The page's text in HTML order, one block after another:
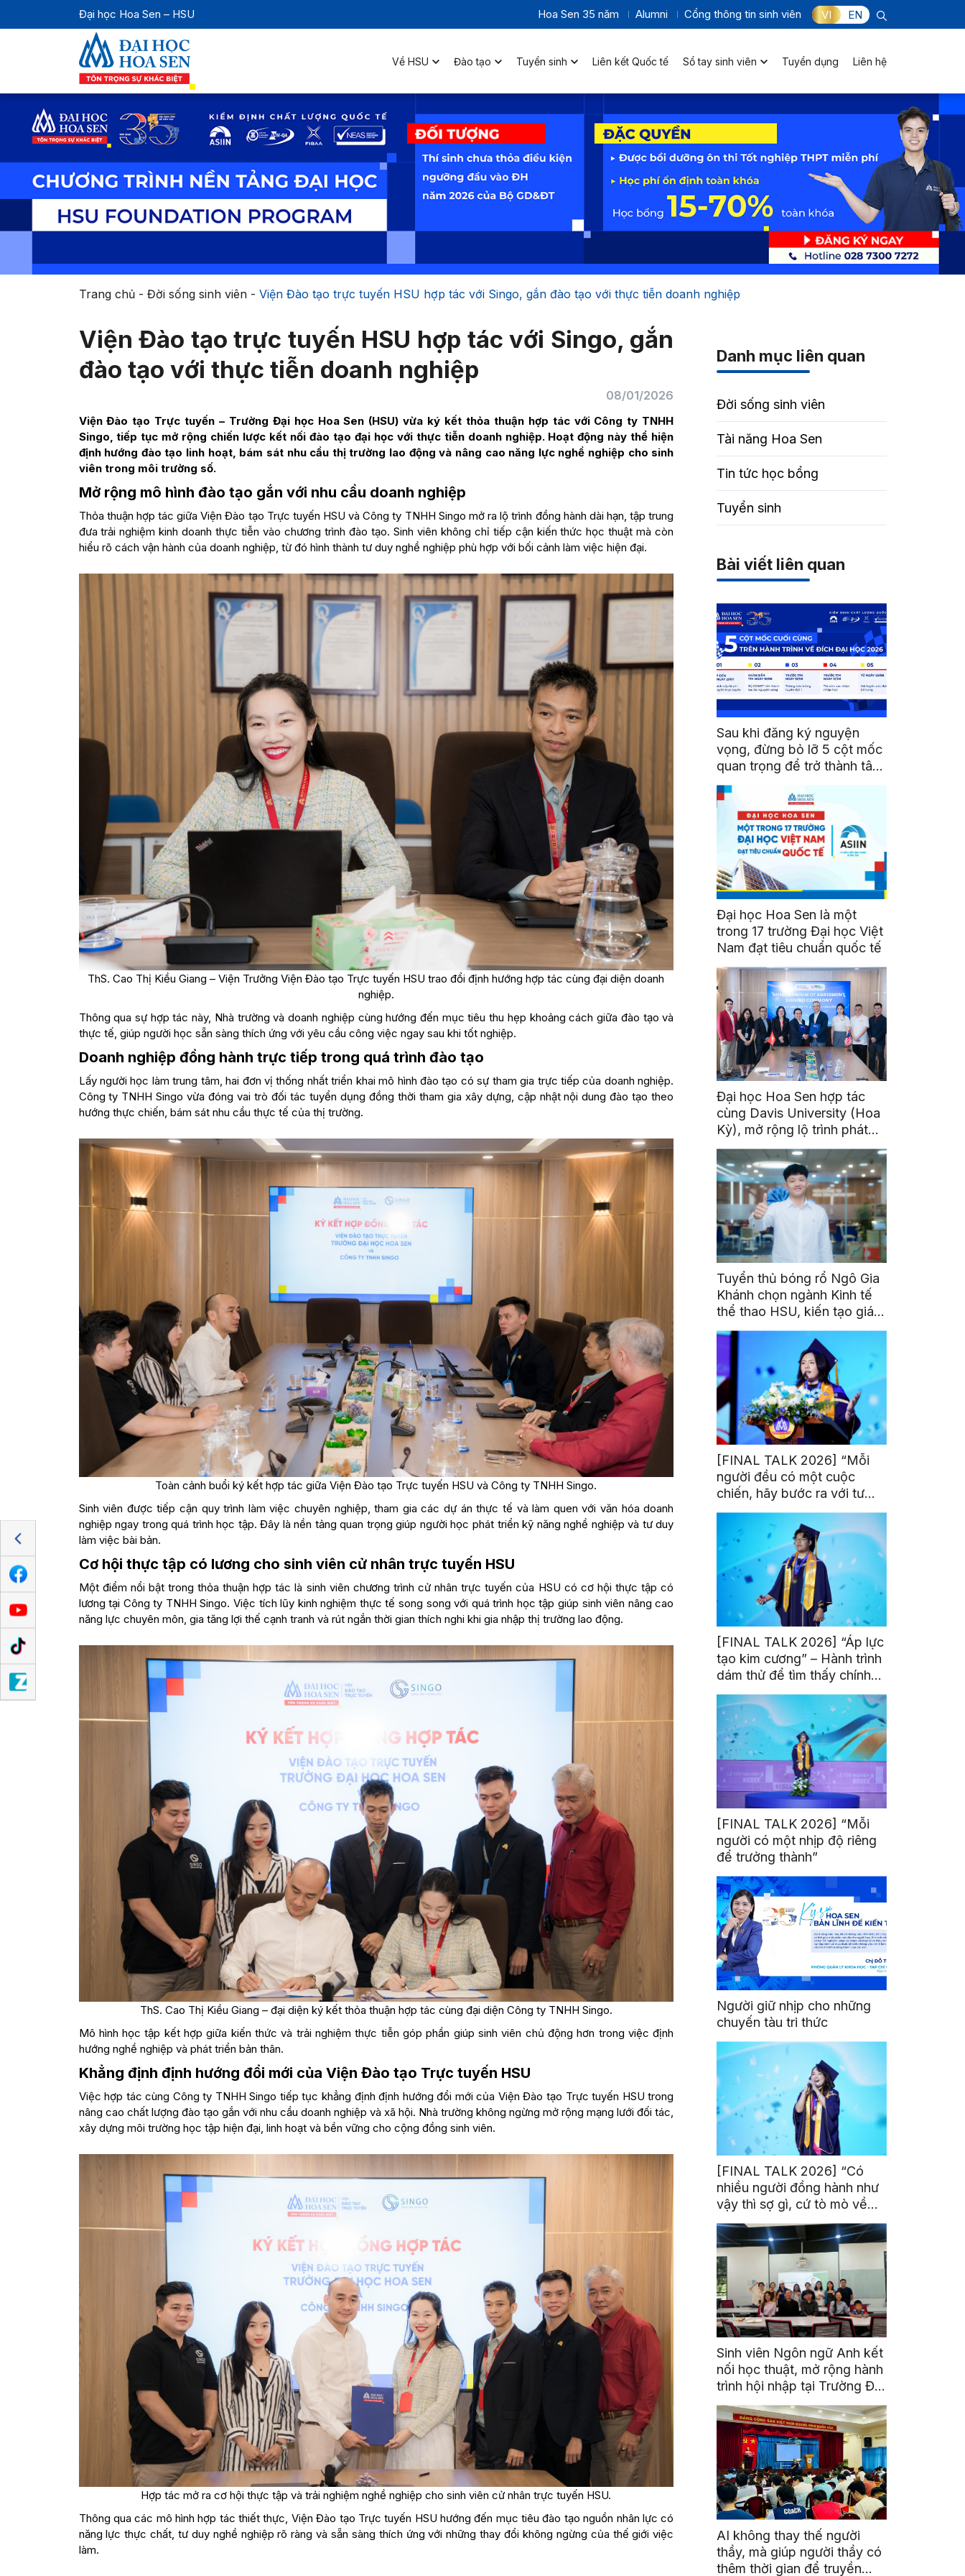
Đại học Hoa Sen – HSU Hoa Sen 35 năm Alumni Cổng thông tin sinh viên VI EN
Về HSU Đào tạo Tuyển sinh Liên kết Quốc tế Sổ tay sinh viên Tuyển dụng Liên hệ
Trang chủ- Đời sống sinh viên- Viện Đào tạo trực tuyến HSU hợp tác với Singo, gắn đào tạo với thực tiễn doanh nghiệp
Viện Đào tạo trực tuyến HSU hợp tác với Singo, gắn
đào tạo với thực tiễn doanh nghiệp
08/01/2026
Viện Đào tạo Trực tuyến – Trường Đại học Hoa Sen (HSU) vừa ký kết thỏa thuận hợp tác với Công ty TNHH
Singo, tiếp tục mở rộng chiến lược kết nối đào tạo đại học với thực tiễn doanh nghiệp. Hoạt động này thể hiện
định hướng đào tạo linh hoạt, bám sát nhu cầu thị trường lao động và nâng cao năng lực nghề nghiệp cho sinh
viên trong môi trường số.
Mở rộng mô hình đào tạo gắn với nhu cầu doanh nghiệp
Thỏa thuận hợp tác giữa Viện Đào tạo Trực tuyến HSU và Công ty TNHH Singo mở ra lộ trình đồng hành dài hạn, tập trung
đưa trải nghiệm kinh doanh thực tiễn vào chương trình đào tạo. Sinh viên không chỉ tiếp cận kiến thức học thuật mà còn
hiểu rõ cách vận hành của doanh nghiệp, từ đó hình thành tư duy nghề nghiệp phù hợp với bối cảnh làm việc hiện đại.
ThS. Cao Thị Kiều Giang – Viện Trưởng Viện Đào tạo Trực tuyến HSU trao đổi định hướng hợp tác cùng đại diện doanh
nghiệp.
Thông qua sự hợp tác này, Nhà trường và doanh nghiệp cùng hướng đến mục tiêu thu hẹp khoảng cách giữa đào tạo và
thực tế, giúp người học sẵn sàng thích ứng với yêu cầu công việc ngay sau khi tốt nghiệp.
Doanh nghiệp đồng hành trực tiếp trong quá trình đào tạo
Lấy người học làm trung tâm, hai đơn vị thống nhất triển khai mô hình đào tạo có sự tham gia trực tiếp của doanh nghiệp.
Công ty TNHH Singo vừa đóng vai trò đối tác tuyển dụng đồng thời tham gia xây dựng, cập nhật nội dung đào tạo theo
hướng thực chiến, bám sát nhu cầu thực tế của thị trường.
Toàn cảnh buổi ký kết hợp tác giữa Viện Đào tạo Trực tuyến HSU và Công ty TNHH Singo.
Sinh viên được tiếp cận quy trình làm việc chuyên nghiệp, tham gia các dự án thực tế và làm quen với văn hóa doanh
nghiệp ngay trong quá trình học tập. Đây là nền tảng quan trọng giúp người học phát triển kỹ năng nghề nghiệp và tư duy
làm việc bài bản.
Cơ hội thực tập có lương cho sinh viên cử nhân trực tuyến HSU
Một điểm nổi bật trong thỏa thuận hợp tác là sinh viên chương trình cử nhân trực tuyến của HSU có cơ hội thực tập có
lương tại Công ty TNHH Singo. Việc tích lũy kinh nghiệm thực tế song song với quá trình học tập giúp sinh viên nâng cao
năng lực chuyên môn, gia tăng lợi thế cạnh tranh và rút ngắn thời gian thích nghi khi gia nhập thị trường lao động.
ThS. Cao Thị Kiều Giang – đại diện ký kết thỏa thuận hợp tác cùng đại diện Công ty TNHH Singo.
Mô hình học tập kết hợp giữa kiến thức và trải nghiệm thực tiễn góp phần giúp sinh viên chủ động hơn trong việc định
hướng nghề nghiệp và phát triển bản thân.
Khẳng định định hướng đổi mới của Viện Đào tạo Trực tuyến HSU
Việc hợp tác cùng Công ty TNHH Singo tiếp tục khẳng định định hướng đổi mới của Viện Đào tạo Trực tuyến HSU trong
nâng cao chất lượng đào tạo gắn với nhu cầu doanh nghiệp và xã hội. Nhà trường không ngừng mở rộng mạng lưới đối tác,
xây dựng môi trường học tập hiện đại, linh hoạt và bền vững cho cộng đồng sinh viên.
Hợp tác mở ra cơ hội thực tập và trải nghiệm nghề nghiệp cho sinh viên cử nhân trực tuyến HSU.
Thông qua các mô hình hợp tác thiết thực, Viện Đào tạo Trực tuyến HSU hướng đến mục tiêu đào tạo nguồn nhân lực có
năng lực thực chất, tư duy nghề nghiệp rõ ràng và sẵn sàng thích ứng với những thay đổi không ngừng của thế giới việc
làm.
Danh mục liên quan
Đời sống sinh viên
Tài năng Hoa Sen
Tin tức học bổng
Tuyển sinh
Bài viết liên quan
Sau khi đăng ký nguyện
vọng, đừng bỏ lỡ 5 cột mốc
quan trọng để trở thành tân
sinh viên HSU
Đại học Hoa Sen là một
trong 17 trường Đại học Việt
Nam đạt tiêu chuẩn quốc tế
Đại học Hoa Sen hợp tác
cùng Davis University (Hoa
Kỳ), mở rộng lộ trình phát
triển toàn cầu cho sinh viên
Tuyển thủ bóng rổ Ngô Gia
Khánh chọn ngành Kinh tế
thể thao HSU, kiến tạo giá
trị từ đam mê thể thao
[FINAL TALK 2026] “Mỗi
người đều có một cuộc
chiến, hãy bước ra với tư
thế của người chiến thắng”
[FINAL TALK 2026] “Áp lực
tạo kim cương” – Hành trình
dám thử để tìm thấy chính
mình
[FINAL TALK 2026] “Mỗi
người có một nhịp độ riêng
để trưởng thành”
Người giữ nhịp cho những
chuyến tàu tri thức
[FINAL TALK 2026] “Có
nhiều người đồng hành như
vậy thì sợ gì, cứ tò mò về
thế giới thôi”
Sinh viên Ngôn ngữ Anh kết
nối học thuật, mở rộng hành
trình hội nhập tại Trường Đại
học Quốc gia Malaysia
AI không thay thế người
thầy, mà giúp người thầy có
thêm thời gian để truyền